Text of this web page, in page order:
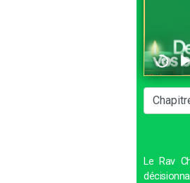
Le Rav